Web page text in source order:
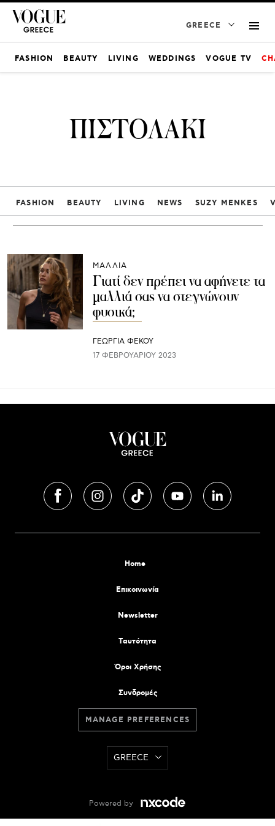
GREECE
FASHION BEAUTY LIVING WEDDINGS VOGUE TV
ΠΙΣΤΟΛΑΚΙ
FASHION BEAUTY LIVING NEWS SUZY MENKES
ΜΑΛΛΙΑ
Γιατί δεν πρέπει να αφήνετε τα
μαλλιά σας να στεγνώνουν
φυσικά;
ΓΕΩΡΓΙΑ ΦΕΚΟΥ
17 ΦΕΒΡΟΥΑΡΊΟΥ 2023
Home
Επικοινωνία
Newsletter
Tαυτότητα
Όροι Χρήσης
Συνδρομές
MANAGE PREFERENCES
GREECE
Powered by